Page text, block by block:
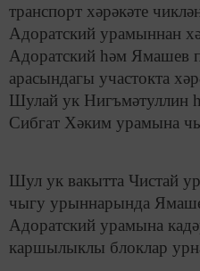
транспорт хәрәкәте
Адоратский урамыннан
Адоратский һәм Ямашев
арасындагы участокта
Шулай ук Нигъмәтуллин
Сибгат Хәким урамына
Шул ук вакытта Чистай
чыгу урыннарында
Адоратский урамына
каршылыклы блоклар